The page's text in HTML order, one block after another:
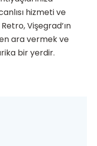
hizmeti ve
Vişegrad’ın
ara vermek ve
bir yerdir.